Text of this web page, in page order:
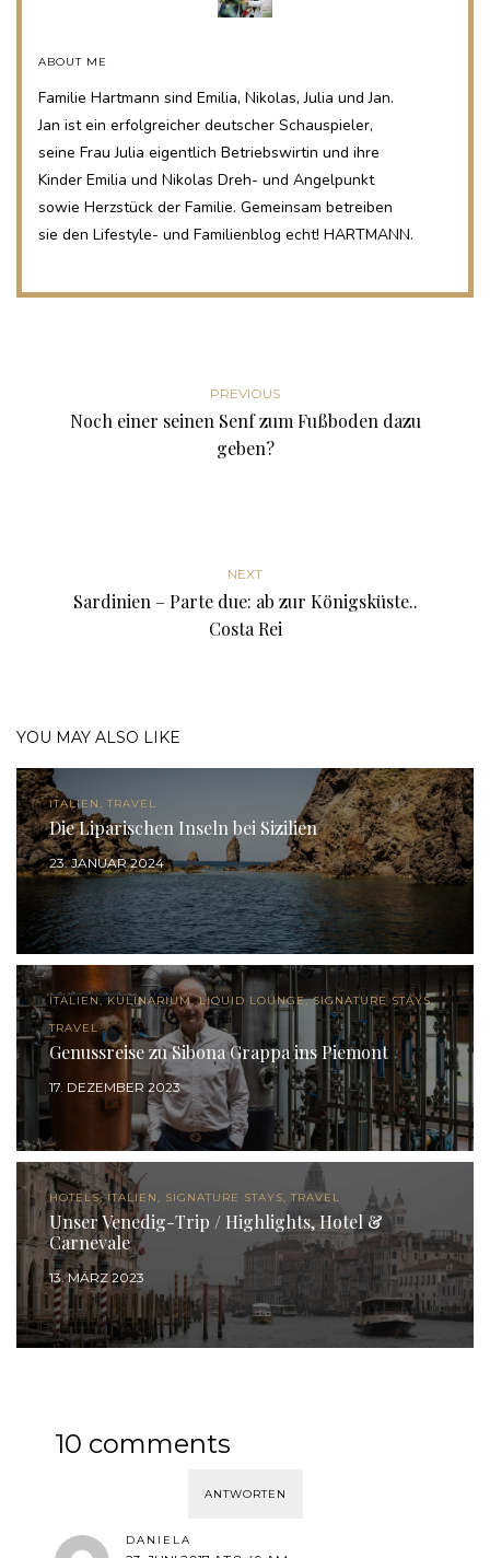
ABOUT ME
Familie Hartmann sind Emilia, Nikolas, Julia und Jan.
Jan ist ein erfolgreicher deutscher Schauspieler,
seine Frau Julia eigentlich Betriebswirtin und ihre
Kinder Emilia und Nikolas Dreh- und Angelpunkt
sowie Herzstück der Familie. Gemeinsam betreiben
sie den Lifestyle- und Familienblog echt! HARTMANN.
PREVIOUS
Noch einer seinen Senf zum Fußboden dazu
geben?
NEXT
Sardinien – Parte due: ab zur Königsküste..
Costa Rei
YOU MAY ALSO LIKE
ITALIEN, TRAVEL
Die Liparischen Inseln bei Sizilien
23. JANUAR 2024
ITALIEN, KULINARIUM, LIQUID LOUNGE, SIGNATURE STAYS,
TRAVEL
Genussreise zu Sibona Grappa ins Piemont
17. DEZEMBER 2023
HOTELS, ITALIEN, SIGNATURE STAYS, TRAVEL
Unser Venedig-Trip / Highlights, Hotel &
Carnevale
13. MÄRZ 2023
10 comments
ANTWORTEN
DANIELA